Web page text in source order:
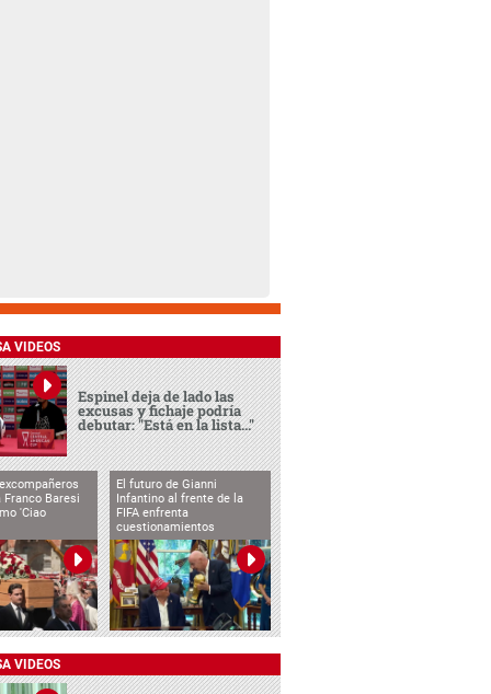
VIDEOS
Espinel deja de lado las
excusas y fichaje podría
debutar: "Está en la lista..."
Franco Baresi
'Ciao
El futuro de Gianni
Infantino al frente de la
FIFA enfrenta
cuestionamientos
VIDEOS